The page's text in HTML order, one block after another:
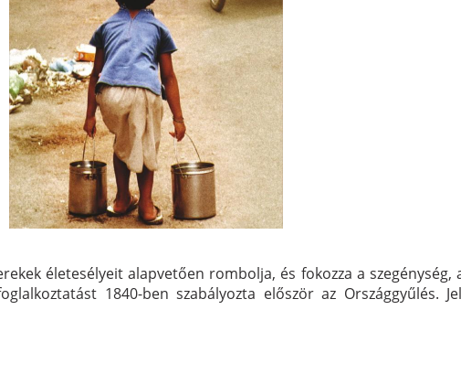
életesélyeit alapvetően rombolja, és fokozza a
1840-ben szabályozta először az Országgyűlés.